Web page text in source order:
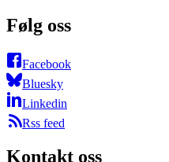
Følg oss
Facebook
Bluesky
Linkedin
Rss feed
Kontakt oss